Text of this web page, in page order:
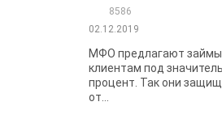
8586
02.12.2019
МФО предлагают
клиентам под
процент. Так они
от...